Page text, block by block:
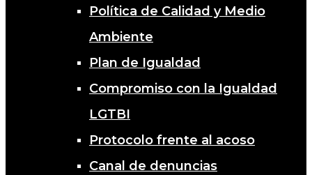
Política de Calidad y Medio
Ambiente
Plan de Igualdad
Compromiso con la Igualdad
LGTBI
Protocolo frente al acoso
Canal de denuncias